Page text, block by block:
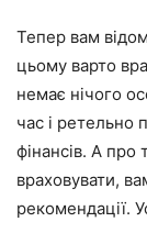
Тепер вам
цьому варто
немає нічого
час і ретельно
фінансів. А про
враховувати,
рекомендації.